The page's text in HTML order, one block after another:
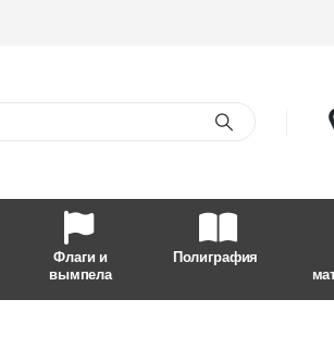
Флаги и
вымпела
Полиграфия